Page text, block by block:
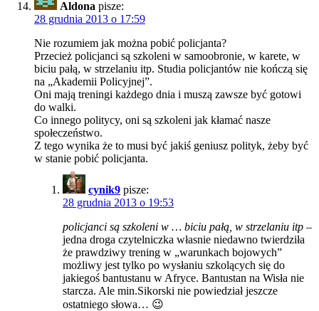
Aldona pisze:
28 grudnia 2013 o 17:59
Nie rozumiem jak można pobić policjanta?
Przecież policjanci są szkoleni w samoobronie, w karete, w
biciu pałą, w strzelaniu itp. Studia policjantów nie kończą się
na „Akademii Policyjnej”.
Oni mają treningi każdego dnia i muszą zawsze być gotowi
do walki.
Co innego politycy, oni są szkoleni jak kłamać nasze
społeczeństwo.
Z tego wynika że to musi być jakiś geniusz polityk, żeby być
w stanie pobić policjanta.
cynik9 pisze:
28 grudnia 2013 o 19:53
policjanci są szkoleni w … biciu pałą, w strzelaniu itp –
jedna droga czytelniczka własnie niedawno twierdziła
że prawdziwy trening w „warunkach bojowych”
możliwy jest tylko po wysłaniu szkolących się do
jakiegoś bantustanu w Afryce. Bantustan na Wisła nie
starcza. Ale min.Sikorski nie powiedział jeszcze
ostatniego słowa… 😉